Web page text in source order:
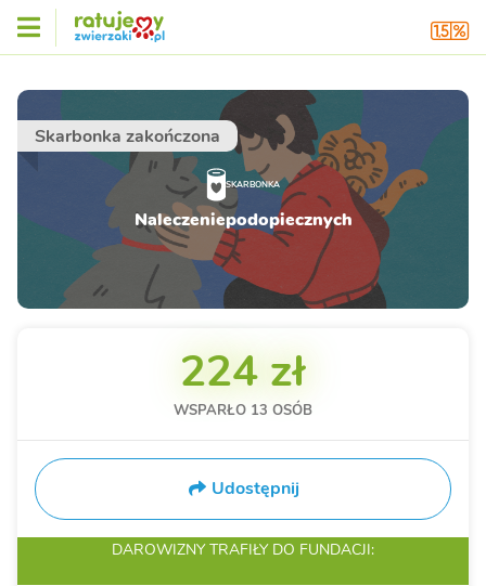
Skarbonka zakończona
SKARBONKA
Naleczeniepodopiecznych
224 zł
WSPARŁO 13 OSÓB
Udostępnij
DAROWIZNY TRAFIŁY DO FUNDACJI: